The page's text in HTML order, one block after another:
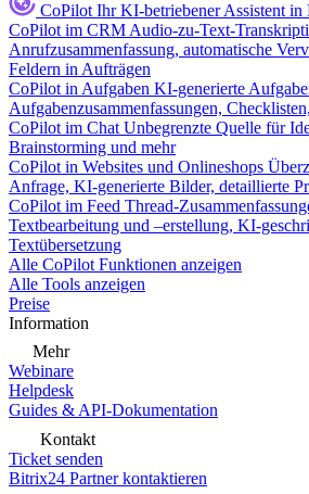
CoPilot Ihr KI-betriebener Assistent
CoPilot im CRM Audio-zu-Text-
Anrufzusammenfassung, automatische
Feldern in Aufträgen
CoPilot in Aufgaben KI-generierte
Aufgabenzusammenfassungen,
CoPilot im Chat Unbegrenzte Quelle für
Brainstorming und mehr
CoPilot in Websites und Onlineshops
Anfrage, KI-generierte Bilder, detaillierte
CoPilot im Feed Thread-
Textbearbeitung und –erstellung, KI-
Textübersetzung
Alle CoPilot Funktionen anzeigen
Alle Tools anzeigen
Preise
Information
Mehr
Webinare
Helpdesk
Guides & API-Dokumentation
Kontakt
Ticket senden
Bitrix24 Partner kontaktieren